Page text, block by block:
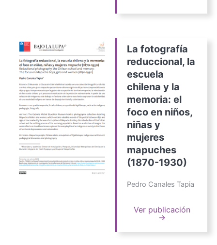
La fotografía
reduccional, la
escuela
chilena y la
memoria: el
foco en niños,
niñas y
mujeres
mapuches
(1870-1930)
Pedro Canales Tapia
Ver publicación
→